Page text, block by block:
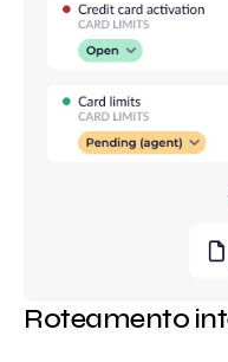
Roteamento